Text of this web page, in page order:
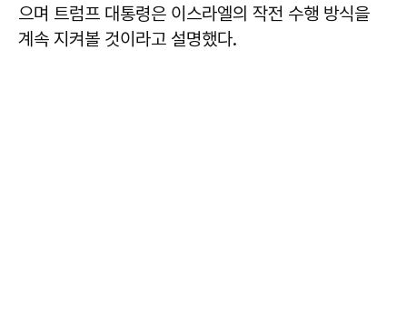
으며 트럼프 대통령은 이스라엘의 작전 수행 방식을
계속 지켜볼 것이라고 설명했다.